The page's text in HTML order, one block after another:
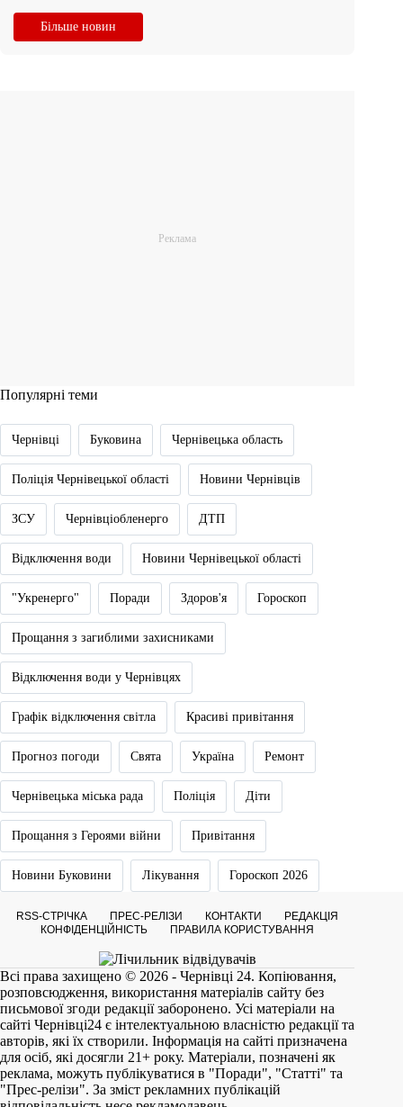
Більше новин
Популярні теми
Чернівці Буковина Чернівецька область
Поліція Чернівецької області Новини Чернівців
ЗСУ Чернівціобленерго ДТП
Відключення води Новини Чернівецької області
"Укренерго" Поради Здоров'я Гороскоп
Прощання з загиблими захисниками
Відключення води у Чернівцях
Графік відключення світла Красиві привітання
Прогноз погоди Свята Україна Ремонт
Чернівецька міська рада Поліція Діти
Прощання з Героями війни Привітання
Новини Буковини Лікування Гороскоп 2026
RSS-СТРІЧКА ПРЕС-РЕЛІЗИ КОНТАКТИ
РЕДАКЦІЯ
КОНФІДЕНЦІЙНІСТЬ
ПРАВИЛА КОРИСТУВАННЯ
Всі права захищено © 2026 - Чернівці 24. Копіювання,
розповсюдження, використання матеріалів сайту без
письмової згоди редакції заборонено. Усі матеріали на
сайті Чернівці24 є інтелектуальною власністю редакції та
авторів, які їх створили. Інформація на сайті призначена
для осіб, які досягли 21+ року. Матеріали, позначені як
реклама, можуть публікуватися в "Поради", "Статті" та
"Прес-релізи". За зміст рекламних публікацій